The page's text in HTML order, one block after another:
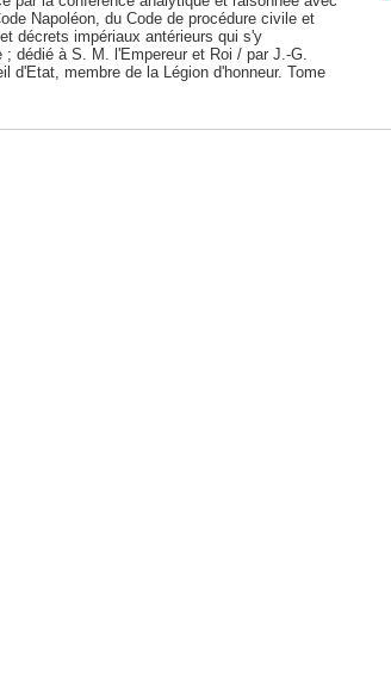
Napoléon, du Code de procédure civile et
décrets impériaux antérieurs qui s'y
dédié à S. M. l'Empereur et Roi / par J.-G.
d'Etat, membre de la Légion d'honneur. Tome